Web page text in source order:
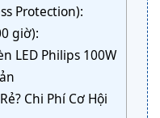
Protection):
giờ):
LED Philips 100W
Chi Phí Cơ Hội